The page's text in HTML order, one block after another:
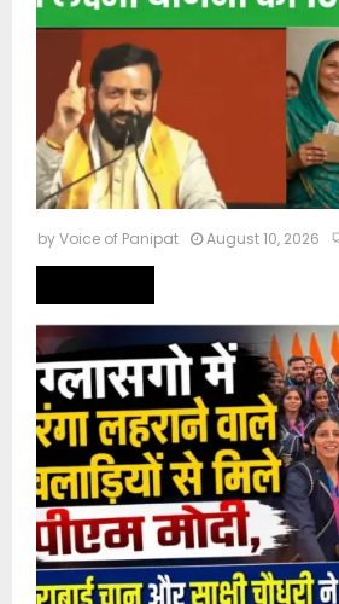
byVoice of Panipat August 10, 2026